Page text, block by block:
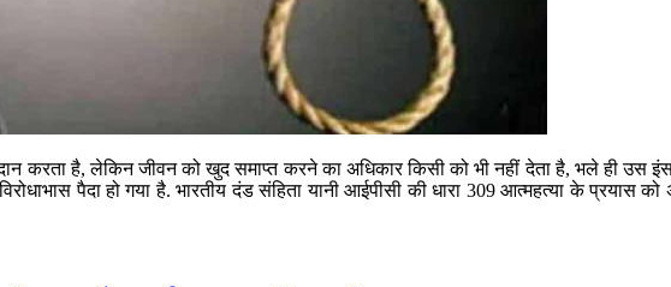
करता है, लेकिन जीवन को खुद समाप्त करने का अधिकार किसी को भी नहीं देता है, भले ही उस
पैदा हो गया है. भारतीय दंड संहिता यानी आईपीसी की धारा 309 आत्महत्या के प्रयास